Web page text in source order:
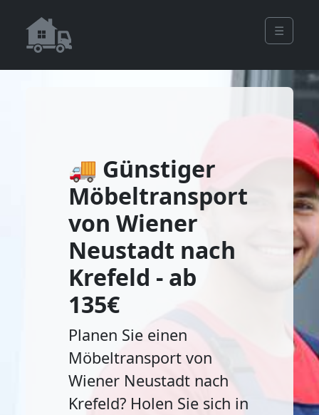
☰
🚚 Günstiger
Möbeltransport
von Wiener
Neustadt nach
Krefeld - ab
135€
Planen Sie einen
Möbeltransport von
Wiener Neustadt nach
Krefeld? Holen Sie sich in